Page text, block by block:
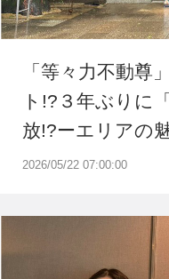
2026/05/22 07:00:00
「等々力不動尊
ト!?３年ぶりに
放!?ーエリアの